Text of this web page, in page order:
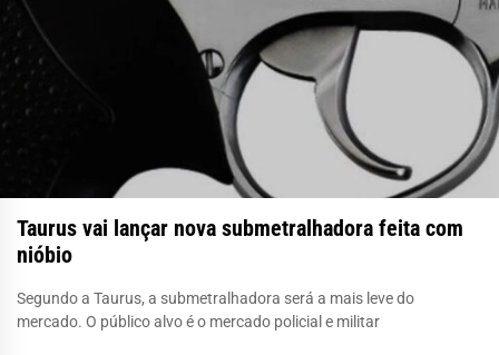
Taurus vai lançar nova submetralhadora feita com
nióbio
Segundo a Taurus, a submetralhadora será a mais leve do
mercado. O público alvo é o mercado policial e militar